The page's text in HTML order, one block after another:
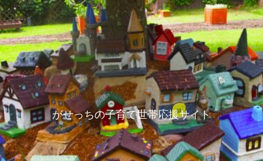
がせっちの子育て世帯応援サイト